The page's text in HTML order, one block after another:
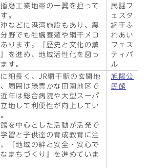
播磨工業地帯の一翼を担って
。
などに港湾施設もあり、農
野でも牡蠣養殖や網干メロ
あります。『歴史と文化の薫
を進め、地域活性化を図っ
す。
民謡フ
ェスタ
網干ふ
れあい
フェス
ティバ
ル
細長く、JR網干駅の玄関地
、周囲は緑豊かな田園地区で
年は総合病院や大型スーパ
地して利便性が向上してい
を中心とした活動が活発で
習と子供達の育成教育に注
『地域の絆と安全・安心で
まちづくり』を進めていま
旭陽公
民館